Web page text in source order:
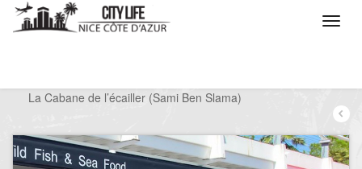
La Cabane de l’écailler (Sami Ben Slama)